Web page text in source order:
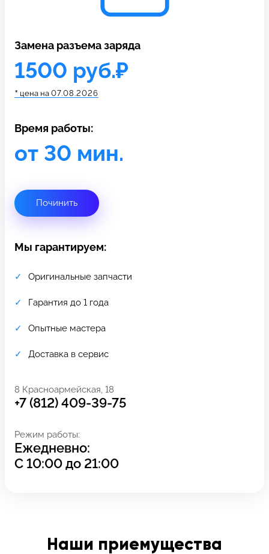
c 10:00 до 21:00
Связаться с нами
Замена разъема заряда
1500 руб.₽
* цена на 07.08.2026
Время работы:
от 30 мин.
Починить
Мы гарантируем:
Оригинальные запчасти
Гарантия до 1 года
Опытные мастера
Доставка в сервис
8 Красноармейская, 18
+7 (812) 409-39-75
Режим работы:
Ежедневно:
С10:00до 21:00
Наши приемущества
Задать вопрос
Оставьте свой
Заполните все необходимые поля